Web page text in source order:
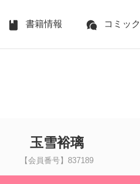
書籍情報 コミック
玉雪裕璃
【会員番号】837189